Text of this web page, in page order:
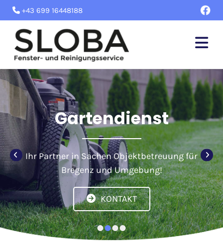
 +43 699 16448188
Gartendienst
Ihr Partner in Sachen Objektbetreuung für
Bregenz und Umgebung!
KONTAKT